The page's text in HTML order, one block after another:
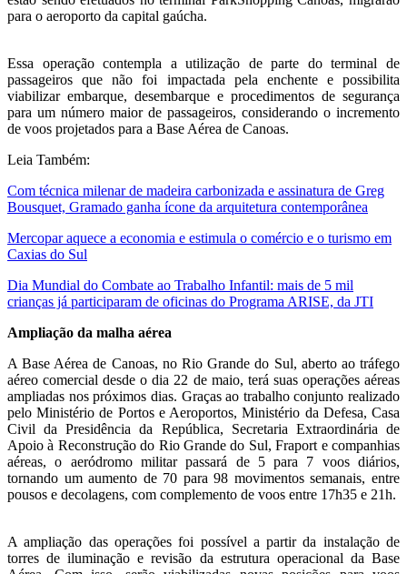
para o aeroporto da capital gaúcha.
Essa operação contempla a utilização de parte do terminal de
passageiros que não foi impactada pela enchente e possibilita
viabilizar embarque, desembarque e procedimentos de segurança
para um número maior de passageiros, considerando o incremento
de voos projetados para a Base Aérea de Canoas.
Leia Também:
Com técnica milenar de madeira carbonizada e assinatura de Greg
Bousquet, Gramado ganha ícone da arquitetura contemporânea
Mercopar aquece a economia e estimula o comércio e o turismo em
Caxias do Sul
Dia Mundial do Combate ao Trabalho Infantil: mais de 5 mil
crianças já participaram de oficinas do Programa ARISE, da JTI
Ampliação da malha aérea
A Base Aérea de Canoas, no Rio Grande do Sul, aberto ao tráfego
aéreo comercial desde o dia 22 de maio, terá suas operações aéreas
ampliadas nos próximos dias. Graças ao trabalho conjunto realizado
pelo Ministério de Portos e Aeroportos, Ministério da Defesa, Casa
Civil da Presidência da República, Secretaria Extraordinária de
Apoio à Reconstrução do Rio Grande do Sul, Fraport e companhias
aéreas, o aeródromo militar passará de 5 para 7 voos diários,
tornando um aumento de 70 para 98 movimentos semanais, entre
pousos e decolagens, com complemento de voos entre 17h35 e 21h.
A ampliação das operações foi possível a partir da instalação de
torres de iluminação e revisão da estrutura operacional da Base